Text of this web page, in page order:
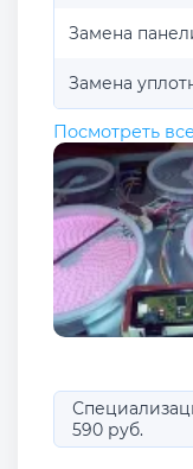
Замена
Замена
Посмотреть
590 руб.